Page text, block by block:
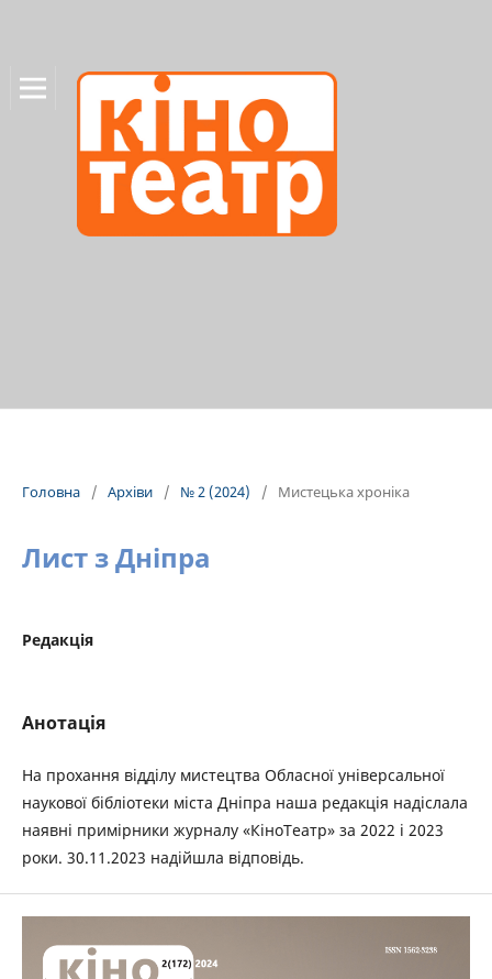
Головна / Архіви / № 2 (2024) / Мистецька хроніка
Лист з Дніпра
Редакція
Анотація
На прохання відділу мистецтва Обласної універсальної
наукової бібліотеки міста Дніпра наша редакція надіслала
наявні примірники журналу «КіноТеатр» за 2022 і 2023
роки. 30.11.2023 надійшла відповідь.